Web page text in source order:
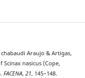
chabaudi Araujo & Artigas,
nasicus (Cope,
FACENA, 21, 145–148.